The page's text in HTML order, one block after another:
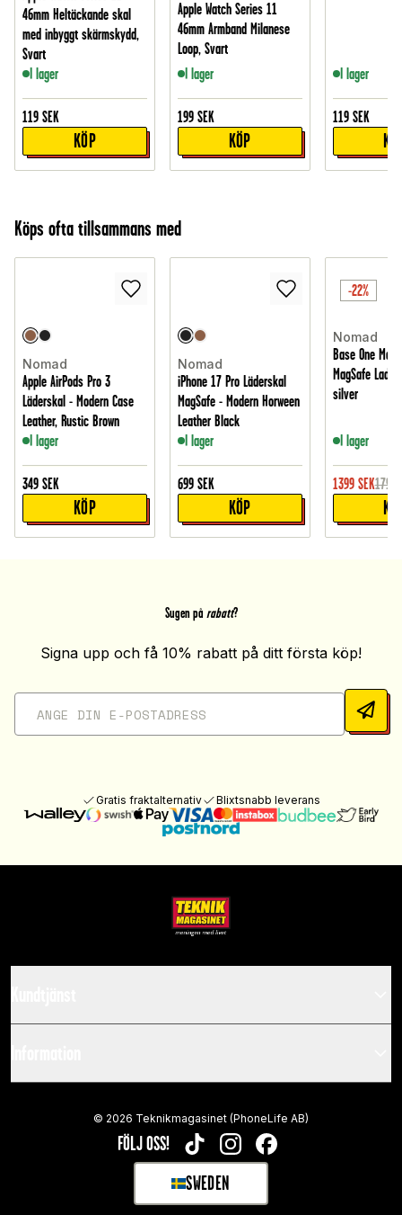
46mm Heltäckande skal
med inbyggt skärmskydd,
Svart
I lager
119 SEK
KÖP
Apple Watch Series 11
46mm Armband Milanese
Loop, Svart
I lager
199 SEK
KÖP
I lager
119 SEK
Köps ofta tillsammans med
Nomad
Apple AirPods Pro 3
Läderskal - Modern Case
Leather, Rustic Brown
I lager
349 SEK
KÖP
Nomad
iPhone 17 Pro Läderskal
MagSafe - Modern Horween
Leather Black
I lager
699 SEK
KÖP
-22%
Nomad
Base One Max
MagSafe
silver
I lager
1399 SEK1795
Sugen på rabatt?
Signa upp och få 10% rabatt på ditt första köp!
Gratis fraktalternativ Blixtsnabb leverans
FÖLJ OSS! TIKTOKINSTAGRAMFACEBOOK
SWEDEN
SELECT MARKET
© 2026 Teknikmagasinet (PhoneLife AB)